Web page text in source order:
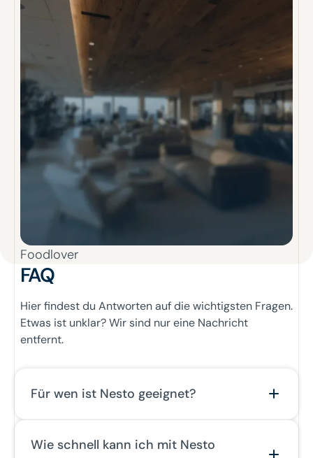
Foodlover
FAQ
Hier findest du Antworten auf die wichtigsten Fragen.
Etwas ist unklar? Wir sind nur eine Nachricht
entfernt.
Für wen ist Nesto geeignet?
Nesto wurde speziell für Systemgastronomie-Ketten
mit mehreren Standorten entwickelt. Ob Quick-
Wie schnell kann ich mit Nesto